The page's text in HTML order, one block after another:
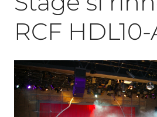
RCF HDL10-